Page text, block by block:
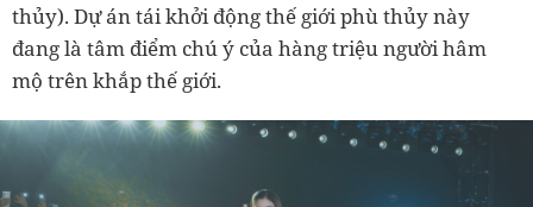
thủy). Dự án tái khởi động thế giới phù thủy này
đang là tâm điểm chú ý của hàng triệu người hâm
mộ trên khắp thế giới.